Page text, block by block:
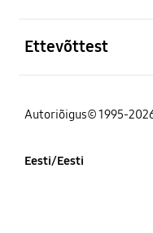
Ettevõttest
Autoriõigus© 1995-
Eesti/Eesti